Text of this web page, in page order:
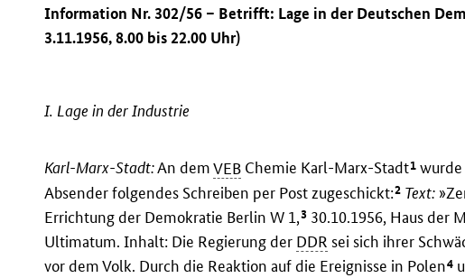
Information Nr. 302/56 – Betrifft: Lage in der Deutschen
3.11.1956, 8.00 bis 22.00 Uhr)
I. Lage in der Industrie
Karl-Marx-Stadt:An demVEB Chemie Karl-Marx-Stadt1 wurde
Absender folgendes Schreiben per Post zugeschickt:2 Text:
Errichtung der Demokratie Berlin W 1,3 30.10.1956, Haus der
Ultimatum. Inhalt: Die Regierung der DDR sei sich ihrer
vor dem Volk. Durch die Reaktion auf die Ereignisse in Polen4